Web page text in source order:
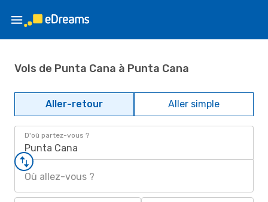
Vols de Punta Cana à Punta Cana
Aller-retour Aller simple
D'où partez-vous ?
Punta Cana
Où allez-vous ?